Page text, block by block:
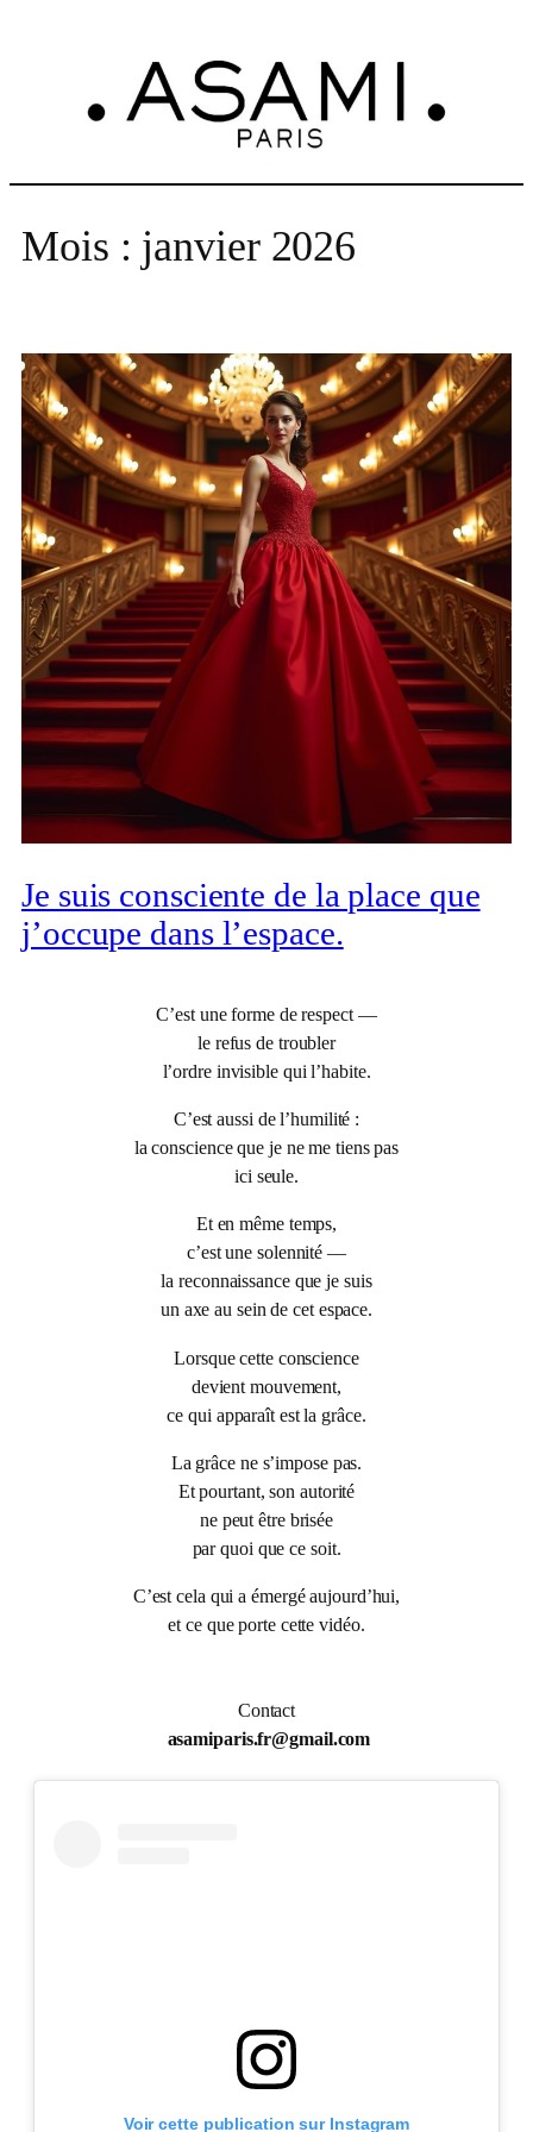
Mois : janvier 2026
Je suis consciente de la place que
j’occupe dans l’espace.
C’est une forme de respect —
le refus de troubler
l’ordre invisible qui l’habite.
C’est aussi de l’humilité :
la conscience que je ne me tiens pas
ici seule.
Et en même temps,
c’est une solennité —
la reconnaissance que je suis
un axe au sein de cet espace.
Lorsque cette conscience
devient mouvement,
ce qui apparaît est la grâce.
La grâce ne s’impose pas.
Et pourtant, son autorité
ne peut être brisée
par quoi que ce soit.
C’est cela qui a émergé aujourd’hui,
et ce que porte cette vidéo.
Contact
asamiparis.fr@gmail.com
Voir cette publication sur Instagram